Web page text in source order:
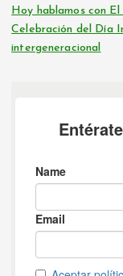
Hoy hablamos con El
Celebración del Día
intergeneracional